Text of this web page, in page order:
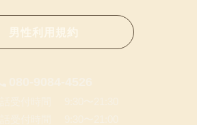
男性利用規約